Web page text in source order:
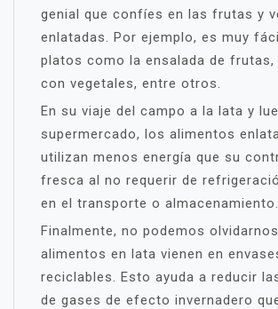
genial que confíes en las frutas y
enlatadas. Por ejemplo, es muy
platos como la ensalada de
con vegetales, entre otros.
En su viaje del campo a la lata y
supermercado, los alimentos
utilizan menos energía que su
fresca al no requerir de
en el transporte o almacenamiento.
Finalmente, no podemos
alimentos en lata vienen en
reciclables. Esto ayuda a reducir
de gases de efecto invernadero